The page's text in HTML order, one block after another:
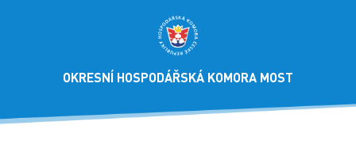
OKRESNÍ HOSPODÁŘSKÁ KOMORA MOST